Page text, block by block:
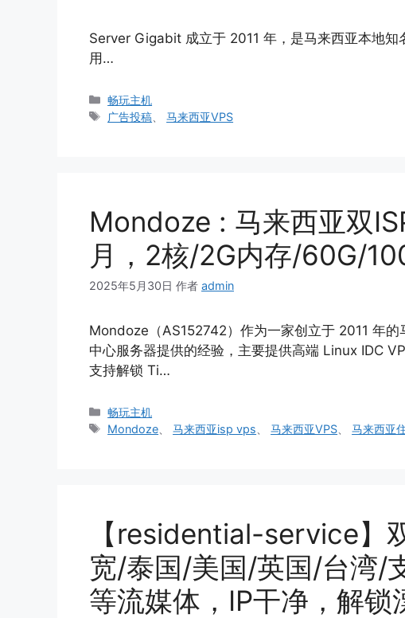
Server Gigabit 成立于 2011 年，是马来西亚本地知
用…
分
类
畅玩主机
标
广告投稿 、马来西亚VPS
Mondoze : 马来西亚双
月，2核/2G内存/60G/
2025年5月30日 作者 admin
Mondoze（AS152742）作为一家创立于 2011 年
中心服务器提供的经验，主要提供高端 Linux IDC
支持解锁 Ti…
分
类
畅玩主机
标
Mondoze 、马来西亚isp vps 、马来西亚VPS 、马来西亚
【residential-service】
宽/泰国/美国/英国/台湾/
等流媒体，IP干净，解锁